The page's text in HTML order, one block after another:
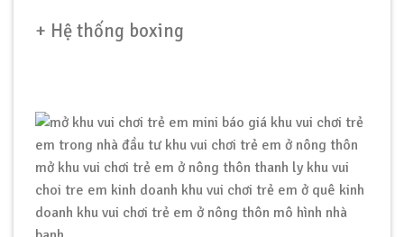
+ Hệ thống boxing